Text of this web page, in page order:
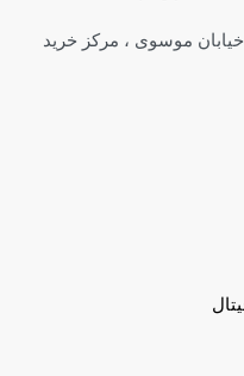
موسوی ، مرکز خرید